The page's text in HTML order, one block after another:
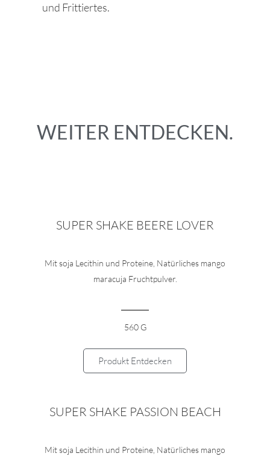
und Frittiertes.
WEITER ENTDECKEN.
SUPER SHAKE BEERE LOVER
Mit soja Lecithin und Proteine, Natürliches mango
maracuja Fruchtpulver.
560 G
Produkt Entdecken
SUPER SHAKE ​PASSION BEACH
Mit soja Lecithin und Proteine, Natürliches mango